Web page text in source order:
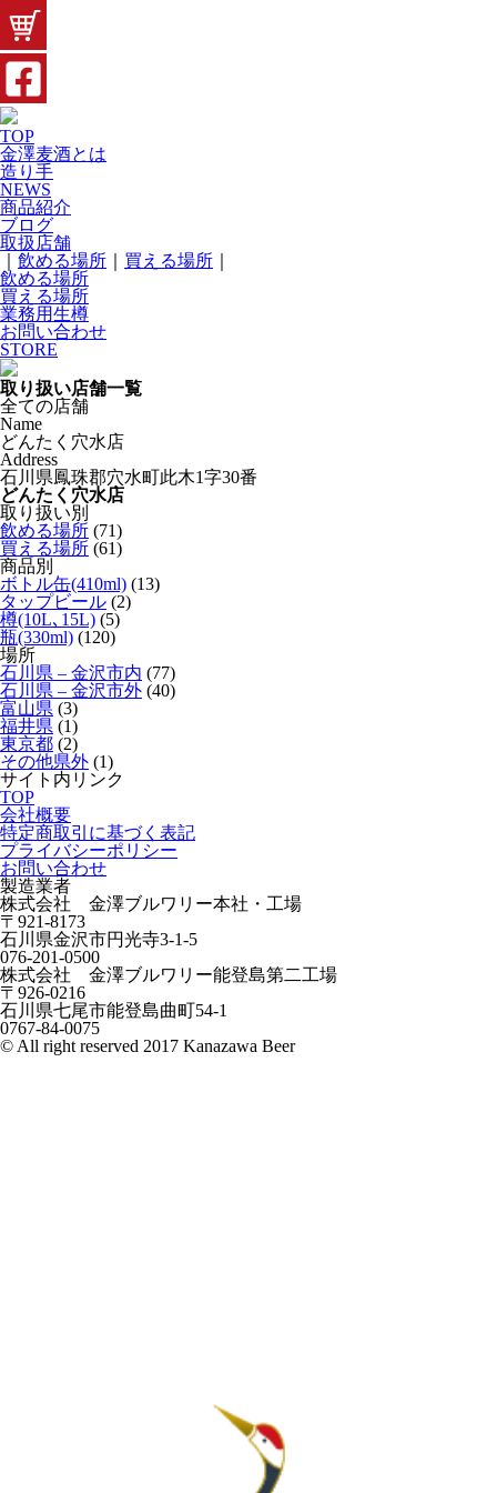
TOP
金澤麦酒とは
造り手
NEWS
商品紹介
ブログ
取扱店舗
飲める場所 買える場所
飲める場所
買える場所
業務用生樽
お問い合わせ
STORE
取り扱い店舗一覧
全ての店舗
Name
どんたく穴水店
Address
石川県鳳珠郡穴水町此木1字30番
どんたく穴水店
取り扱い別
飲める場所 (71)
買える場所 (61)
商品別
ボトル缶(410ml) (13)
タップビール (2)
樽(10L､15L) (5)
瓶(330ml) (120)
場所
石川県 – 金沢市内 (77)
石川県 – 金沢市外 (40)
富山県 (3)
福井県 (1)
東京都 (2)
その他県外 (1)
サイト内リンク
TOP
会社概要
特定商取引に基づく表記
プライバシーポリシー
お問い合わせ
製造業者
株式会社 金澤ブルワリー本社・工場
〒921-8173
石川県金沢市円光寺3-1-5
076-201-0500
株式会社 金澤ブルワリー能登島第二工場
〒926-0216
石川県七尾市能登島曲町54-1
0767-84-0075
© All right reserved 2017 Kanazawa Beer